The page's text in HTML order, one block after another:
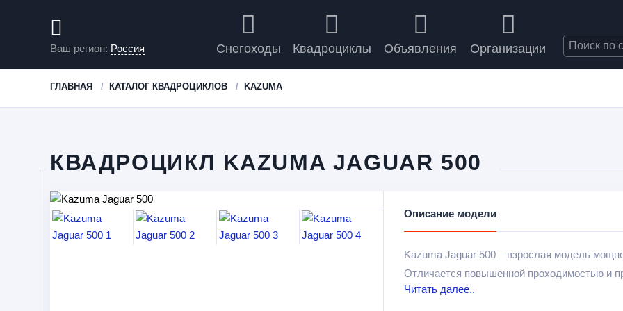
Ваш регион: Россия Снегоходы Квадроциклы Объявления Организации
ГЛАВНАЯ КАТАЛОГ КВАДРОЦИКЛОВ KAZUMA
КВАДРОЦИКЛ KAZUMA JAGUAR 500
Описание модели
Kazuma Jaguar 500 – взрослая модель
Отличается повышенной проходимостью и
бездорожья. Подойдет для занятий охотой и
Читать далее..